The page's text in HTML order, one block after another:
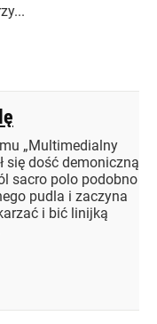
„Multimedialny
się dość demoniczną
sacro polo podobno
pudla i zaczyna
i bić linijką